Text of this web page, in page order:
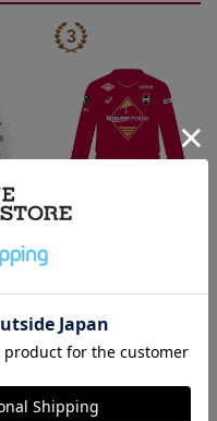
KOB
Mod
26/27_【オーセン】ユニ
ムはこちら